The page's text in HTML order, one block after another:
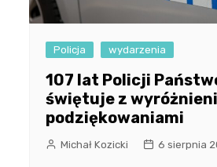
Policja wydarzenia
107 lat Policji
świętuje z
podziękowaniami
Michał Kozicki 6 sierpnia